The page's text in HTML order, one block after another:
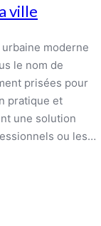
ville
moderne
le nom de
prisées pour
pratique et
une solution
ou les…